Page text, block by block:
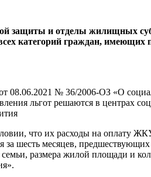
защиты и отделы жилищных
категорий граждан, имеющих
08.06.2021 № 36/2006-ОЗ «О
льгот решаются в центрах
что их расходы на оплату
шесть месяцев, предшествующих
семьи, размера жилой площади и